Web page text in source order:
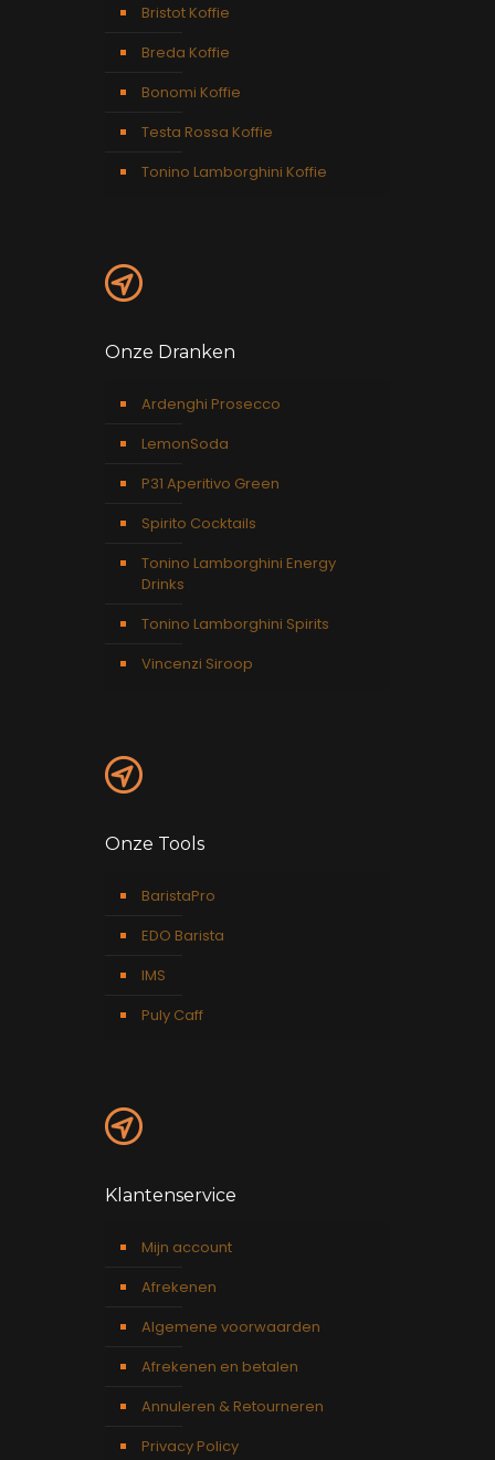
Bristot Koffie
Breda Koffie
Bonomi Koffie
Testa Rossa Koffie
Tonino Lamborghini Koffie
Onze Dranken
Ardenghi Prosecco
LemonSoda
P31 Aperitivo Green
Spirito Cocktails
Tonino Lamborghini Energy
Drinks
Tonino Lamborghini Spirits
Vincenzi Siroop
Onze Tools
BaristaPro
EDO Barista
IMS
Puly Caff
Klantenservice
Mijn account
Afrekenen
Algemene voorwaarden
Afrekenen en betalen
Annuleren & Retourneren
Privacy Policy